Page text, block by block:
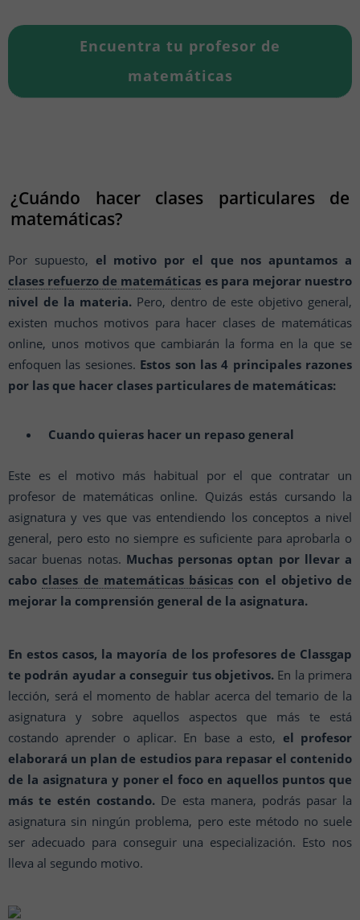
Encuentra tu profesor de
matemáticas
¿Cuándo hacer clases particulares de
matemáticas?
Por supuesto, el motivo por el que nos apuntamos a
clases refuerzo de matemáticas es para mejorar nuestro
nivel de la materia. Pero, dentro de este objetivo general,
existen muchos motivos para hacer clases de matemáticas
online, unos motivos que cambiarán la forma en la que se
enfoquen las sesiones. Estos son las 4 principales razones
por las que hacer clases particulares de matemáticas:
Cuando quieras hacer un repaso general
Este es el motivo más habitual por el que contratar un
profesor de matemáticas online. Quizás estás cursando la
asignatura y ves que vas entendiendo los conceptos a nivel
general, pero esto no siempre es suficiente para aprobarla o
sacar buenas notas. Muchas personas optan por llevar a
cabo clases de matemáticas básicas con el objetivo de
mejorar la comprensión general de la asignatura.
En estos casos, la mayoría de los profesores de Classgap
te podrán ayudar a conseguir tus objetivos. En la primera
lección, será el momento de hablar acerca del temario de la
asignatura y sobre aquellos aspectos que más te está
costando aprender o aplicar. En base a esto, el profesor
elaborará un plan de estudios para repasar el contenido
de la asignatura y poner el foco en aquellos puntos que
más te estén costando. De esta manera, podrás pasar la
asignatura sin ningún problema, pero este método no suele
ser adecuado para conseguir una especialización. Esto nos
lleva al segundo motivo.